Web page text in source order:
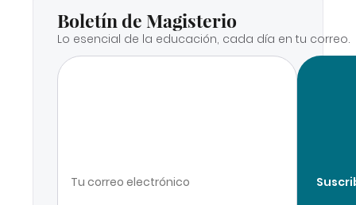
Boletín de Magisterio
Lo esencial de la educación, cada día en tu correo.